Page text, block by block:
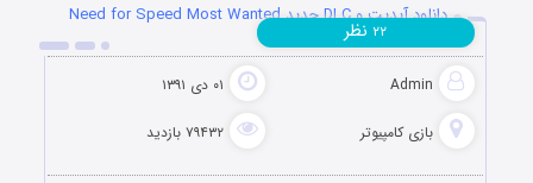
دانلود آپدیت و DLC جدید Need for Speed Most Wanted
v1.3
Admin ۰۱ دی ۱۳۹۱
بازی کامپیوتر ۷۹۴۳۲ بازدید
۲۲ نظر